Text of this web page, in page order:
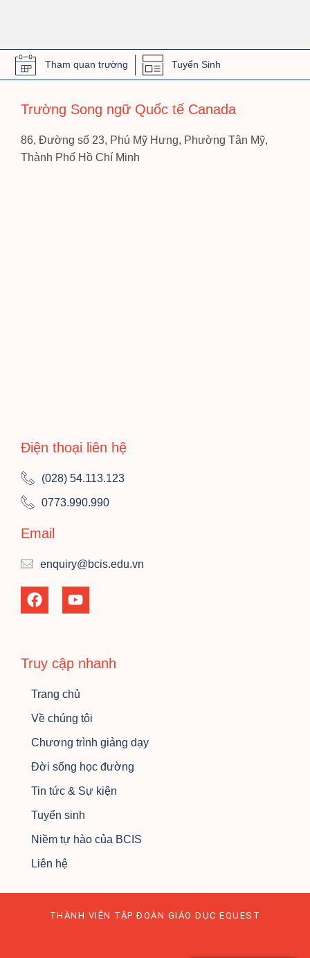
Tham quan trường Tuyển Sinh
Trường Song ngữ Quốc tế Canada
86, Đường số 23, Phú Mỹ Hưng, Phường Tân Mỹ,
Thành Phố Hồ Chí Minh
Điện thoại liên hệ
(028) 54.113.123
0773.990.990
Email
enquiry@bcis.edu.vn
Truy cập nhanh
Trang chủ
Về chúng tôi
Chương trình giảng dạy
Đời sống học đường
Tin tức & Sự kiện
Tuyển sinh
Niềm tự hào của BCIS
Liên hệ
THÀNH VIÊN TẬP ĐOÀN GIÁO DỤC EQUEST